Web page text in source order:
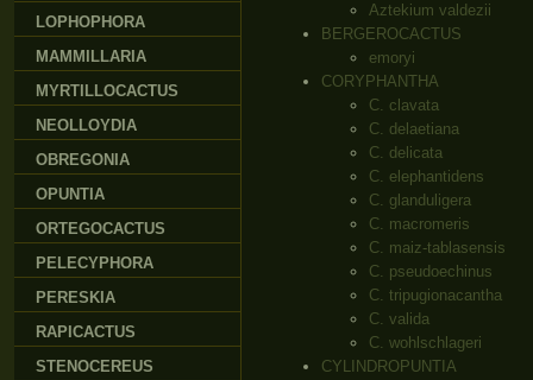
Aztekium valdezii
BERGEROCACTUS
emoryi
CORYPHANTHA
C. clavata
C. delaetiana
C. delicata
C. elephantidens
C. glanduligera
C. macromeris
C. maiz-tablasensis
C. pseudoechinus
C. tripugionacantha
C. valida
C. wohlschlageri
CYLINDROPUNTIA
LOPHOPHORA
MAMMILLARIA
MYRTILLOCACTUS
NEOLLOYDIA
OBREGONIA
OPUNTIA
ORTEGOCACTUS
PELECYPHORA
PERESKIA
RAPICACTUS
STENOCEREUS